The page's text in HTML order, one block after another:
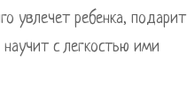
увлечет ребенка, подарит
с легкостью ими